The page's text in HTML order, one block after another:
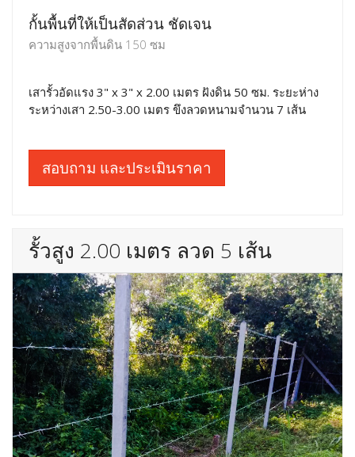
กั้นพื้นที่ให้เป็นสัดส่วน ชัดเจน
ความสูงจากพื้นดิน 150 ซม
เสารั้วอัดแรง 3" x 3" x 2.00 เมตร ฝังดิน 50 ซม. ระยะห่าง
ระหว่างเสา 2.50-3.00 เมตร ขึงลวดหนามจำนวน 7 เส้น
สอบถาม และประเมินราคา
รั้วสูง 2.00 เมตร ลวด 5 เส้น